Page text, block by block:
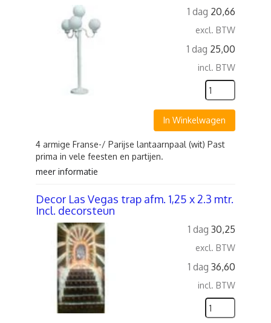
1 dag 20,66
excl. BTW
1 dag 25,00
incl. BTW
In Winkelwagen
4 armige Franse-/ Parijse lantaarnpaal (wit) Past
prima in vele feesten en partijen.
meer informatie
Decor Las Vegas trap afm. 1,25 x 2.3 mtr.
Incl. decorsteun
1 dag 30,25
excl. BTW
1 dag 36,60
incl. BTW